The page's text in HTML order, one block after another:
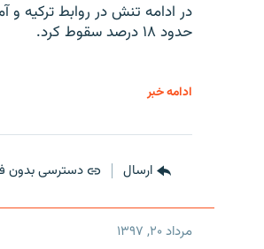
در ادامه تنش در روابط ترکیه و
حدود ۱۸ درصد سقوط کرد.
ادامه خبر
ارسال دسترسی بدون
مرداد ۲۰, ۱۳۹۷